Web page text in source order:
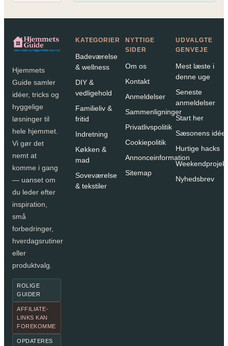
Hjemmets
Guide samler
idéer, tricks og
hyggelige
løsninger til
hele hjemmet.
Vi gør det
nemt at
komme i gang
— uanset om
du leder efter
inspiration,
små
forbedringer,
hverdagsrutiner
eller
produktvalg.
ROLIGE
GUIDER
AFFILIATE-
LINKS KAN
FOREKOMME
OPDATERES
KATEGORIER
Badeværelse
& wellness
DIY &
vedligehold
Familieliv &
fritid
Indretning
Køkken &
mad
Soveværelse
& tekstiler
NYTTIGE
SIDER
Om os
Kontakt
Anmeldelser
Sammenligninger
Privatlivspolitik
Cookiepolitik
Annonceinformation
Sitemap
UDVALGTE
GENVEJE
Mest læste i
denne uge
Seneste
anmeldelser
Start her
Sæsonens idéer
Hurtige hacks
Nyhedsbrev